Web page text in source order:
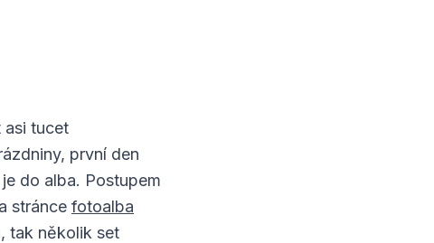
asi tucet
první den
do alba. Postupem
stránce fotoalba
tak několik set